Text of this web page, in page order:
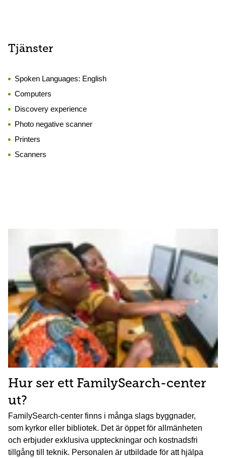
Tjänster
Spoken Languages: English
Computers
Discovery experience
Photo negative scanner
Printers
Scanners
Hur ser ett FamilySearch-center
ut?
FamilySearch-center finns i många slags byggnader,
som kyrkor eller bibliotek. Det är öppet för allmänheten
och erbjuder exklusiva uppteckningar och kostnadsfri
tillgång till teknik. Personalen är utbildade för att hjälpa